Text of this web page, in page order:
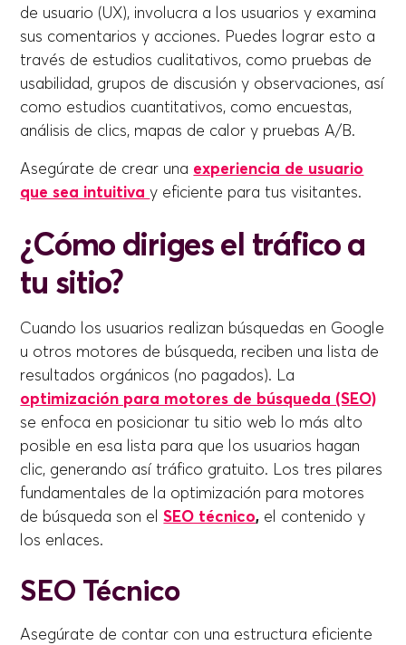
de usuario (UX), involucra a los usuarios y examina
sus comentarios y acciones. Puedes lograr esto a
través de estudios cualitativos, como pruebas de
usabilidad, grupos de discusión y observaciones, así
como estudios cuantitativos, como encuestas,
análisis de clics, mapas de calor y pruebas A/B.
Asegúrate de crear una experiencia de usuario
que sea intuitivay eficiente para tus visitantes.
¿Cómo diriges el tráfico a
tu sitio?
Cuando los usuarios realizan búsquedas en Google
u otros motores de búsqueda, reciben una lista de
resultados orgánicos (no pagados). La
optimización para motores de búsqueda (SEO)
se enfoca en posicionar tu sitio web lo más alto
posible en esa lista para que los usuarios hagan
clic, generando así tráfico gratuito. Los tres pilares
fundamentales de la optimización para motores
de búsqueda son elSEO técnico, el contenido y
los enlaces.
SEO Técnico
Asegúrate de contar con una estructura eficiente